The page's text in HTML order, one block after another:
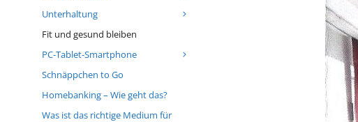
Unterhaltung
Fit und gesund bleiben
PC-Tablet-Smartphone
Schnäppchen to Go
Homebanking – Wie geht das?
Was ist das richtige Medium für